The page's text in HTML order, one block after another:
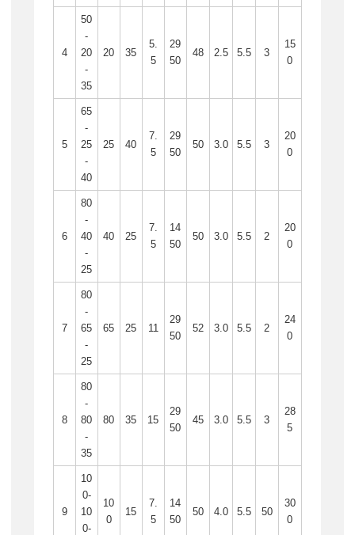
4
50
-
20
-
35
20 35
5.
5
29
50
48 2.5 5.5 3
15
0
5
65
-
25
-
40
25 40
7.
5
29
50
50 3.0 5.5 3
20
0
6
80
-
40
-
25
40 25
7.
5
14
50
50 3.0 5.5 2
20
0
7
80
-
65
-
25
65 25 11
29
50
52 3.0 5.5 2
24
0
8
80
-
80
-
35
80 35 15
29
50
45 3.0 5.5 3
28
5
9
10
0-
10
0-
10
0
15
7.
5
14
50
50 4.0 5.5 50
30
0